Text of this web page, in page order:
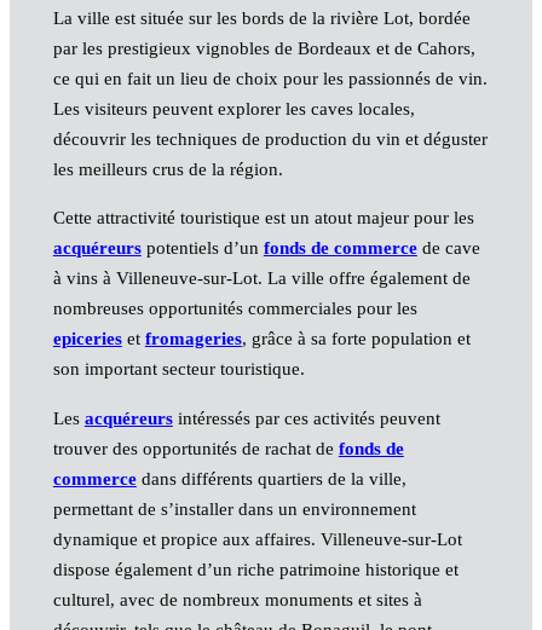
La ville est située sur les bords de la rivière Lot, bordée
par les prestigieux vignobles de Bordeaux et de Cahors,
ce qui en fait un lieu de choix pour les passionnés de vin.
Les visiteurs peuvent explorer les caves locales,
découvrir les techniques de production du vin et déguster
les meilleurs crus de la région.
Cette attractivité touristique est un atout majeur pour les
acquéreurspotentiels d’un fonds de commercede cave
à vins à Villeneuve-sur-Lot. La ville offre également de
nombreuses opportunités commerciales pour les
epicerieset fromageries, grâce à sa forte population et
son important secteur touristique.
Les acquéreursintéressés par ces activités peuvent
trouver des opportunités de rachat de fonds de
commercedans différents quartiers de la ville,
permettant de s’installer dans un environnement
dynamique et propice aux affaires. Villeneuve-sur-Lot
dispose également d’un riche patrimoine historique et
culturel, avec de nombreux monuments et sites à